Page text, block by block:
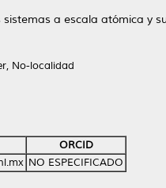
a escala atómica y
No-localidad
ORCID
NO ESPECIFICADO